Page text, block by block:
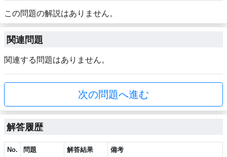
この問題の解説はありません。
関連問題
関連する問題はありません。
次の問題へ進む
解答履歴
No. 問題 解答結果 備考